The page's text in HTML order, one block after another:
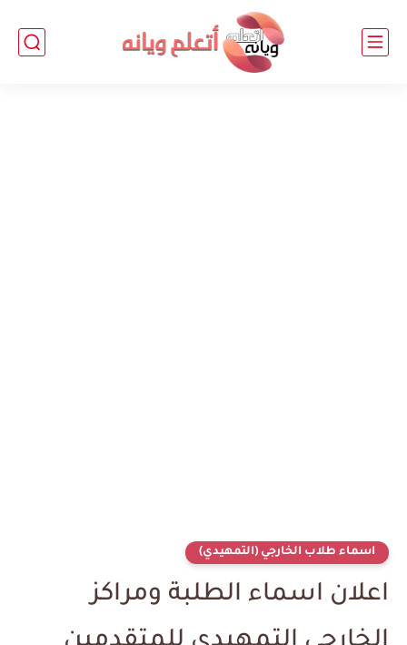
اسماء طلاب الخارجي (التمهيدي)
اعلان اسماء الطلبة ومراكز